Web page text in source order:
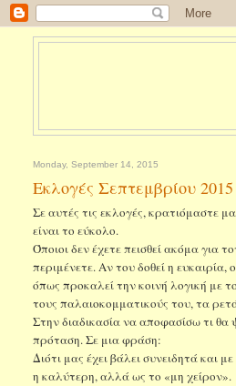
Monday, September 14, 2015
Εκλογές Σεπτεμβρίου 2015
Σε αυτές τις εκλογές, κρατιόμαστε
είναι το εύκολο.
Όποιοι δεν έχετε πεισθεί ακόμα για
περιμένετε. Αν του δοθεί η
όπως προκαλεί την κοινή λογική με
τους παλαιοκομματικούς του, τα
Στην διαδικασία να αποφασίσω τι
πρόταση. Σε μια φράση:
Διότι μας έχει βάλει συνειδητά και
η καλύτερη, αλλά ως το «μη χείρον».